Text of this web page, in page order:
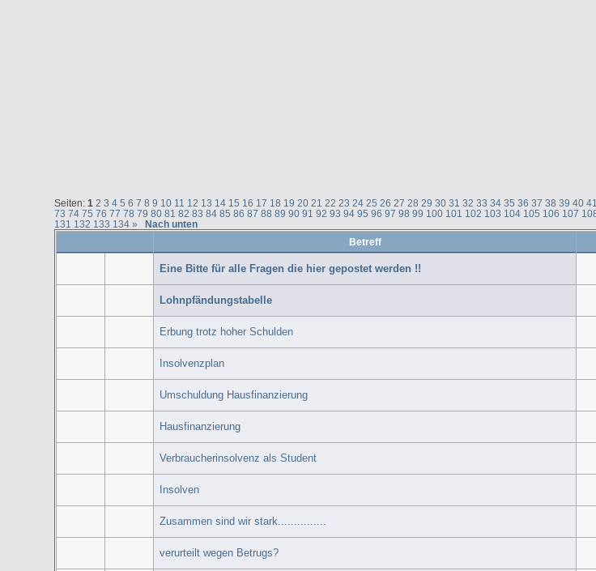
Seiten:1 2 3 4 5 6 7 8 9 10 11 12 13 14 15 16 17 18 19 20 21 22 23 24 25 26 27 28 29 30 31 32 33 34 35 36 37 38 39 40 41
73 74 75 76 77 78 79 80 81 82 83 84 85 86 87 88 89 90 91 92 93 94 95 96 97 98 99 100 101 102 103 104 105 106 107
131 132 133 134 »
Nach unten
Betreff
Eine Bitte für alle Fragen die hier gepostet werden !!
Lohnpfändungstabelle
Erbung trotz hoher Schulden
Insolvenzplan
Umschuldung Hausfinanzierung
Hausfinanzierung
Verbraucherinsolvenz als Student
Insolven
Zusammen sind wir stark...............
verurteilt wegen Betrugs?